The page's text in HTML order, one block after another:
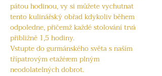
pátou hodinou, vy si můžete vychutnat
tento kulinářský obřad kdykoliv během
odpoledne, přičemž každé stolování trvá
přibližně 1,5 hodiny.
Vstupte do gurmánského světa s naším
třípatrovým etažérem plným
neodolatelných dobrot.